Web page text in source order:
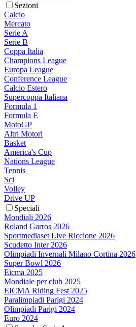
Sezioni
Calcio
Mercato
Serie A
Serie B
Coppa Italia
Champions League
Europa League
Conference League
Calcio Estero
Supercoppa Italiana
Formula 1
Formula E
MotoGP
Altri Motori
Basket
America's Cup
Nations League
Tennis
Sci
Volley
Drive UP
Speciali
Mondiali 2026
Roland Garros 2026
Sportmediaset Live Riccione 2026
Scudetto Inter 2026
Olimpiadi Invernali Milano Cortina 2026
Super Bowl 2026
Eicma 2025
Mondiale per club 2025
EICMA Riding Fest 2025
Paralimpiadi Parigi 2024
Olimpiadi Parigi 2024
Euro 2024